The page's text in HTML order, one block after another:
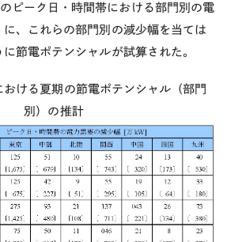
ピーク日・時間帯における部門別の電
に、これらの部門別の減少幅を当ては
に節電ポテンシャルが試算された。
ける夏期の節電ポテンシャル（部門
別）の推計